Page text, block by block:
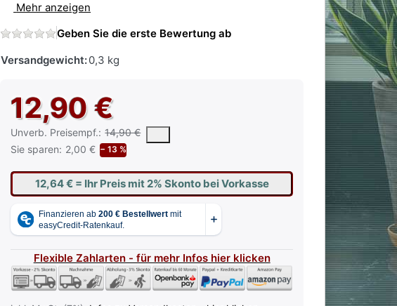
Mehr anzeigen
Geben Sie die erste Bewertung ab
Versandgewicht:0,3 kg
12,90 €
Unverb. Preisempf.: 14,90 €
Die UVP ist der vorgeschlagene oder empfohlene Verkaufspreis eines Produkts,
Sie sparen: 2,00 € − 13 %
12,64 € = Ihr Preis mit 2% Skonto bei Vorkasse
Flexible Zahlarten - für mehr Infos hier klicken